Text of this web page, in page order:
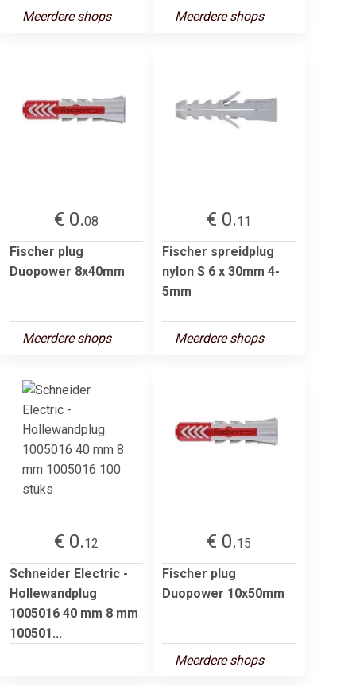
Meerdere shops Meerdere shops
€ 0.08
Fischer plug
Duopower 8x40mm
Meerdere shops
€ 0.11
Fischer spreidplug
nylon S 6 x 30mm 4-
5mm
Meerdere shops
€ 0.12
Schneider Electric -
Hollewandplug
1005016 40 mm 8 mm
100501...
€ 0.15
Fischer plug
Duopower 10x50mm
Meerdere shops